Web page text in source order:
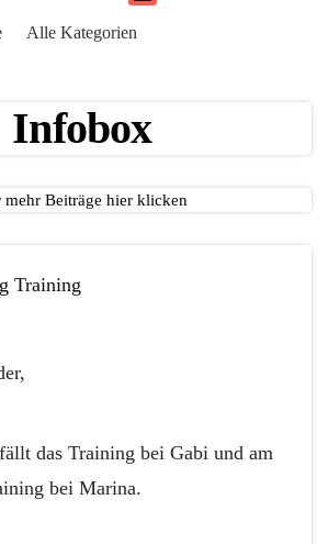
Alle Kategorien
Infobox
mehr Beiträge hier klicken
Training
das Training bei Gabi und am
bei Marina.